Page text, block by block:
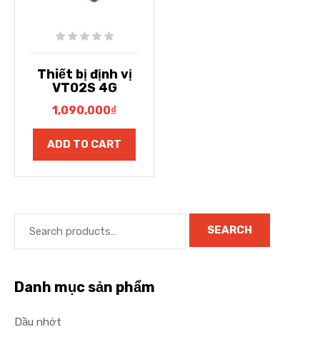
Thiết bị định vị
VT02S 4G
1,090,000₫
ADD TO CART
SEARCH
Danh mục sản phẩm
Dầu nhớt